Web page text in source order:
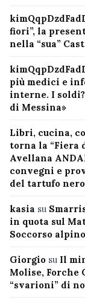
fiori”, la
nella “sua”
più medici e
interne. I
di Messina»
Libri, cucina,
torna la “Fiera
Avellana
convegni e
del tartufo
kasia su
in quota sul
Soccorso alpino
Giorgio su Il
Molise, Forche
“svarioni” di